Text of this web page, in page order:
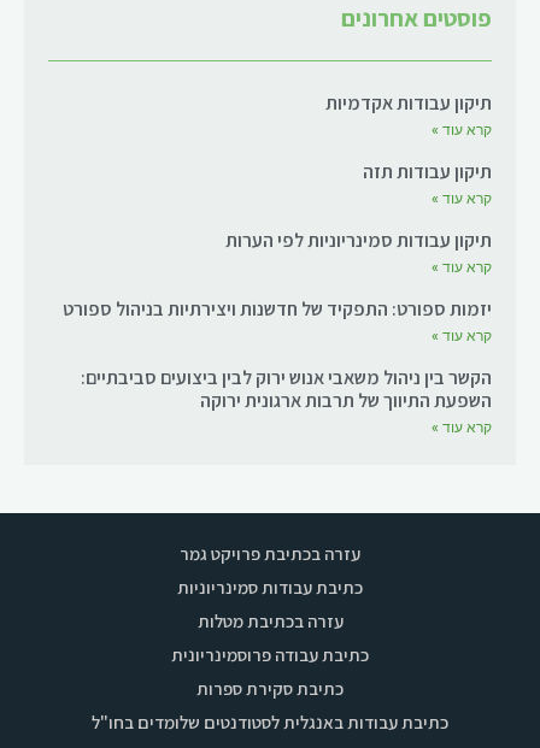
פוסטים אחרונים
תיקון עבודות אקדמיות
קרא עוד »
תיקון עבודות תזה
קרא עוד »
תיקון עבודות סמינריוניות לפי הערות
קרא עוד »
יזמות ספורט: התפקיד של חדשנות ויצירתיות בניהול ספורט
קרא עוד »
הקשר בין ניהול משאבי אנוש ירוק לבין ביצועים סביבתיים:
השפעת התיווך של תרבות ארגונית ירוקה
קרא עוד »
עזרה בכתיבת פרויקט גמר
כתיבת עבודות סמינריוניות
עזרה בכתיבת מטלות
כתיבת עבודה פרוסמינריונית
כתיבת סקירת ספרות
כתיבת עבודות באנגלית לסטודנטים שלומדים בחו"ל